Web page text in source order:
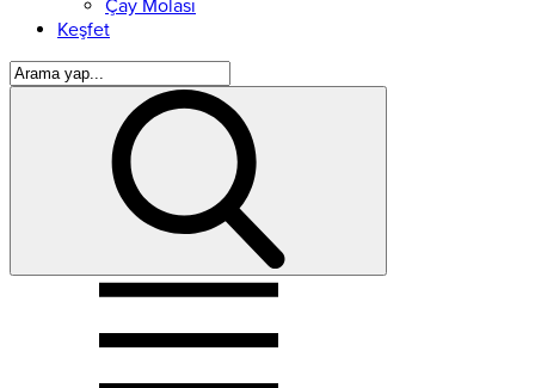
Çay Molası
Keşfet